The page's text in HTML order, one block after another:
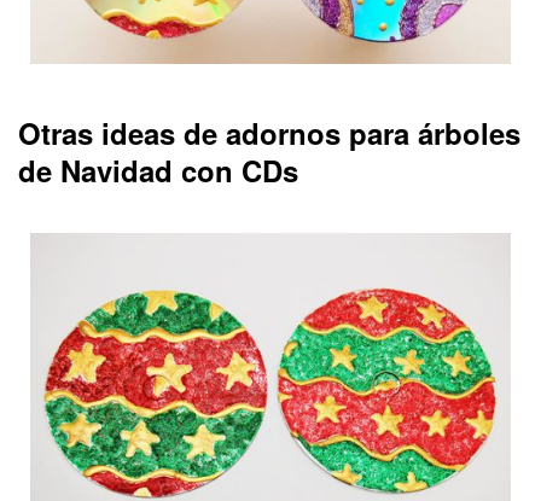
Otras ideas de adornos para árboles
de Navidad con CDs